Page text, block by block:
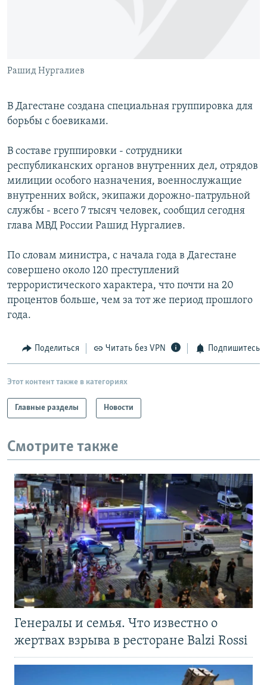
Все сайты РСЕ/РС
Рашид Нургалиев
В Дагестане создана специальная группировка для
борьбы с боевиками.
В составе группировки - сотрудники
республиканских органов внутренних дел, отрядов
милиции особого назначения, военнослужащие
внутренних войск, экипажи дорожно-патрульной
службы - всего 7 тысяч человек, сообщил сегодня
глава МВД России Рашид Нургалиев.
По словам министра, с начала года в Дагестане
совершено около 120 преступлений
террористического характера, что почти на 20
процентов больше, чем за тот же период прошлого
года.
Поделиться Читать без VPN Подпишитесь
Этот контент также в категориях
Главные разделы Новости
Смотрите также
Генералы и семья. Что известно о
жертвах взрыва в ресторане Balzi Rossi